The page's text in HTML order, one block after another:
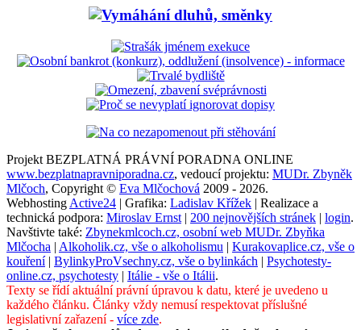
Projekt BEZPLATNÁ PRÁVNÍ PORADNA ONLINE
www.bezplatnapravniporadna.cz, vedoucí projektu: MUDr. Zbyněk
Mlčoch, Copyright © Eva Mlčochová 2009 - 2026.
Webhosting Active24 | Grafika: Ladislav Křížek | Realizace a
technická podpora: Miroslav Ernst | 200 nejnovějších stránek | login.
Navštivte také: Zbynekmlcoch.cz, osobní web MUDr. Zbyňka
Mlčocha | Alkoholik.cz, vše o alkoholismu | Kurakovaplice.cz, vše o
kouření| BylinkyProVsechny.cz, vše o bylinkách | Psychotesty-
online.cz, psychotesty | Itálie - vše o Itálii.
Texty se řídí aktuální právní úpravou k datu, které je uvedeno u
každého článku. Články vždy nemusí respektovat příslušné
legislativní zařazení - více zde.